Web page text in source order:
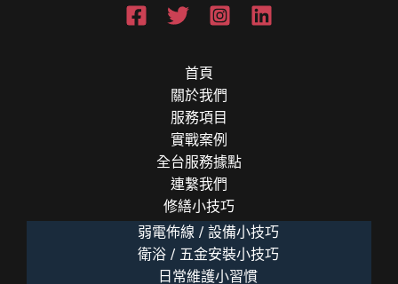
首頁
關於我們
服務項目
實戰案例
全台服務據點
連繫我們
修繕小技巧
弱電佈線 / 設備小技巧
衛浴 / 五金安裝小技巧
日常維護小習慣